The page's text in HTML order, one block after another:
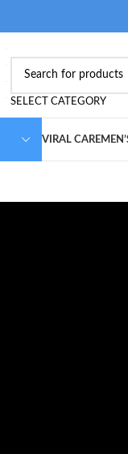
SELECT CATEGORY
VIRAL CARE